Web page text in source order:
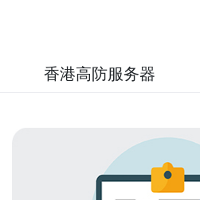
香港高防服务器